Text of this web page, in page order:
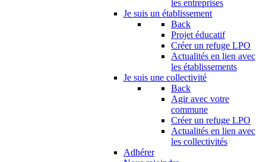
les entreprises
Je suis un établissement
Back
Projet éducatif
Créer un refuge LPO
Actualités en lien avec
les établissements
Je suis une collectivité
Back
Agir avec votre
commune
Créer un refuge LPO
Actualités en lien avec
les collectivités
Adhérer